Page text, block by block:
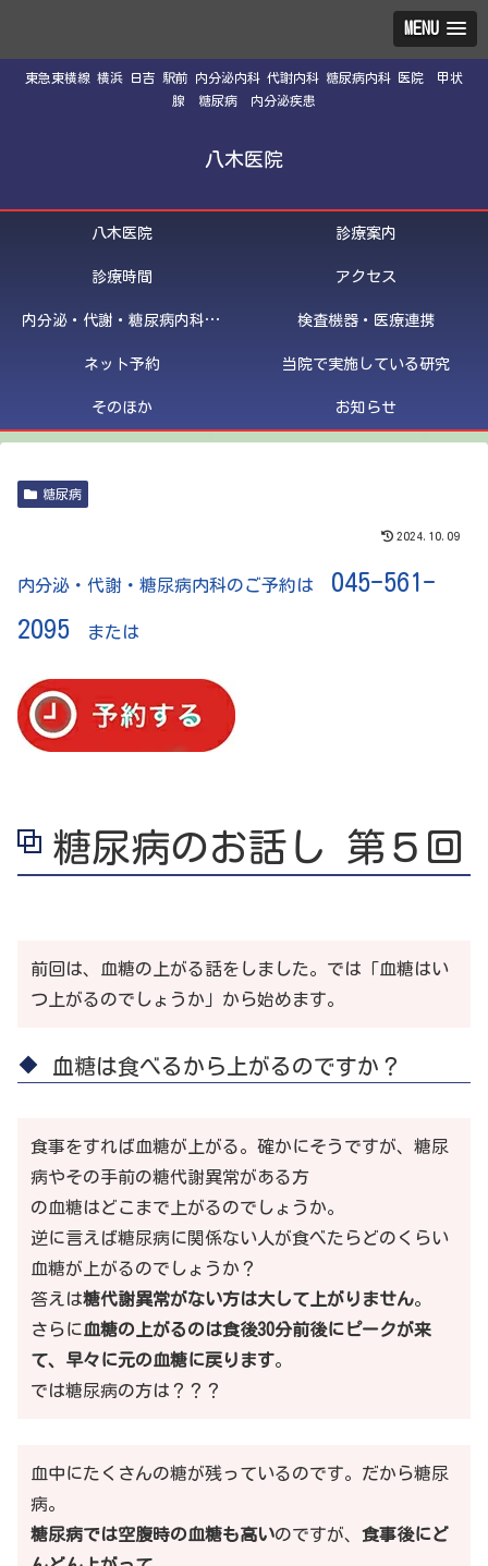
MENU
東急東横線 横浜 日吉 駅前 内分泌内科 代謝内科 糖尿病内科 医院 甲状
腺 糖尿病 内分泌疾患
八木医院
八木医院 診療案内
診療時間 アクセス
内分泌・代謝・糖尿病内科医紹介 検査機器・医療連携
ネット予約 当院で実施している研究
そのほか お知らせ
糖尿病
2024.10.09
内分泌・代謝・糖尿病内科のご予約は 045-561-
2095
または
糖尿病のお話し 第５回
前回は、血糖の上がる話をしました。では「血糖はい
つ上がるのでしょうか」から始めます。
血糖は食べるから上がるのですか？
食事をすれば血糖が上がる。確かにそうですが、糖尿
病やその手前の糖代謝異常がある方
の血糖はどこまで上がるのでしょうか。
逆に言えば糖尿病に関係ない人が食べたらどのくらい
血糖が上がるのでしょうか？
答えは糖代謝異常がない方は大して上がりません。
さらに血糖の上がるのは食後30分前後にピークが来
て、早々に元の血糖に戻ります。
では糖尿病の方は？？？
血中にたくさんの糖が残っているのです。だから糖尿
病。
糖尿病では空腹時の血糖も高いのですが、 食事後にど